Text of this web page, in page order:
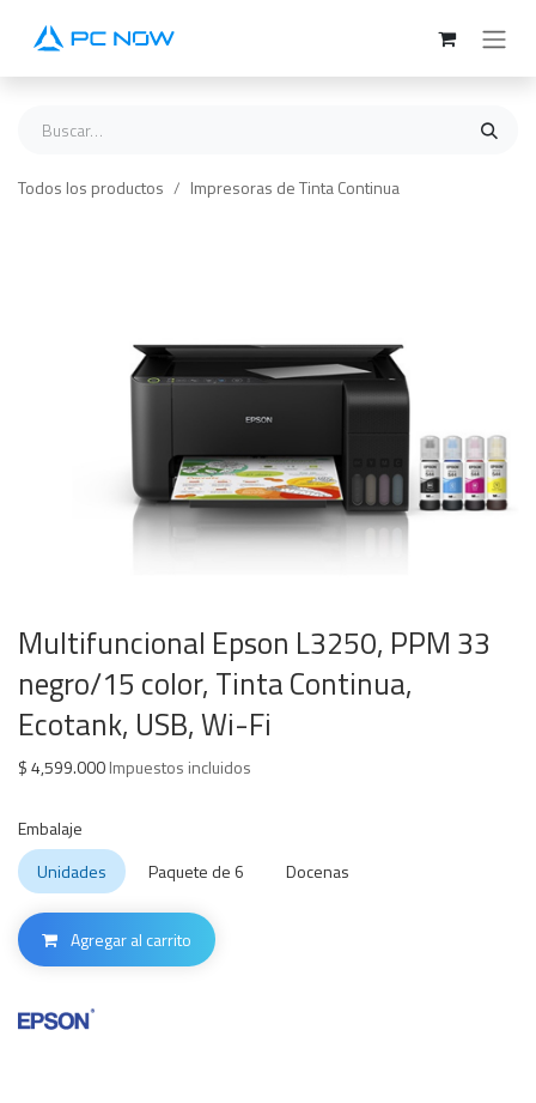
Todos los productos Impresoras de Tinta Continua
Multifuncional Epson L3250, PPM 33
negro/15 color, Tinta Continua,
Ecotank, USB, Wi-Fi
$4,599.000Impuestos incluidos
Embalaje
Unidades
Paquete de 6 Docenas
Agregar al carrito